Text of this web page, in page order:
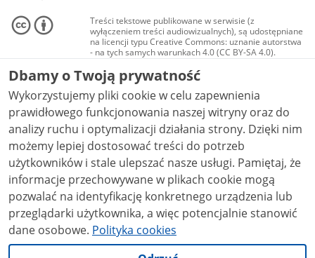
Treści tekstowe publikowane w serwisie (z
wyłączeniem treści audiowizualnych), są udostępniane
na licencji typu Creative Commons: uznanie autorstwa
- na tych samych warunkach 4.0 (CC BY-SA 4.0).
Materiały audiowizualne, w tym zdjęcia, materiały
audio i wideo, są udostępniane na licencji typu
Creative Commons: uznanie autorstwa użycie
niekomercyjne - bez utworów zależnych 4.0 (CC BY-
NC-ND 4.0), o ile nie jest to stwierdzone inaczej.
Dbamy o Twoją prywatność
Wykorzystujemy pliki cookie w celu zapewnienia
prawidłowego funkcjonowania naszej witryny oraz do
analizy ruchu i optymalizacji działania strony. Dzięki nim
możemy lepiej dostosować treści do potrzeb
użytkowników i stale ulepszać nasze usługi. Pamiętaj, że
informacje przechowywane w plikach cookie mogą
pozwalać na identyfikację konkretnego urządzenia lub
przeglądarki użytkownika, a więc potencjalnie stanowić
dane osobowe. Polityka cookies